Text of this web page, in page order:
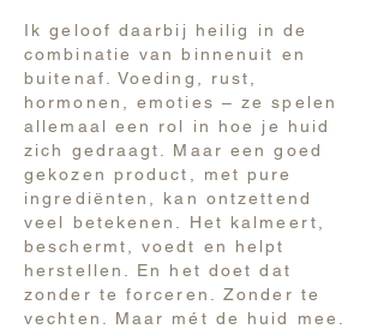
Ik geloof daarbij heilig in de
combinatie van binnenuit en
buitenaf. Voeding, rust,
hormonen, emoties – ze spelen
allemaal een rol in hoe je huid
zich gedraagt. Maar een goed
gekozen product, met pure
ingrediënten, kan ontzettend
veel betekenen. Het kalmeert,
beschermt, voedt en helpt
herstellen. En het doet dat
zonder te forceren. Zonder te
vechten. Maar mét de huid mee.